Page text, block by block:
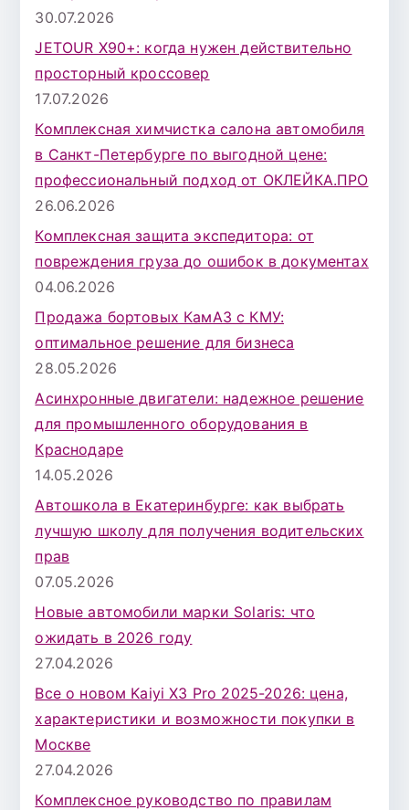
30.07.2026
JETOUR X90+: когда нужен действительно
просторный кроссовер
17.07.2026
Комплексная химчистка салона автомобиля
в Санкт-Петербурге по выгодной цене:
профессиональный подход от ОКЛЕЙКА.ПРО
26.06.2026
Комплексная защита экспедитора: от
повреждения груза до ошибок в документах
04.06.2026
Продажа бортовых КамАЗ с КМУ:
оптимальное решение для бизнеса
28.05.2026
Асинхронные двигатели: надежное решение
для промышленного оборудования в
Краснодаре
14.05.2026
Автошкола в Екатеринбурге: как выбрать
лучшую школу для получения водительских
прав
07.05.2026
Новые автомобили марки Solaris: что
ожидать в 2026 году
27.04.2026
Все о новом Kaiyi X3 Pro 2025-2026: цена,
характеристики и возможности покупки в
Москве
27.04.2026
Комплексное руководство по правилам